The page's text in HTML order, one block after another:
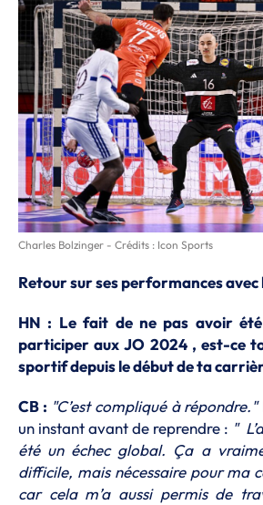
Charles Bolzinger - Crédits : Icon Sports
Retour sur ses performances avec
HN : Le fait de ne pas avoir
participer aux JO 2024 , est-ce
sportif depuis le début de ta
CB : "C’est compliqué à répondre."
un instant avant de reprendre : "
été un échec global. Ça a
difficile, mais nécessaire pour ma
car cela m’a aussi permis de